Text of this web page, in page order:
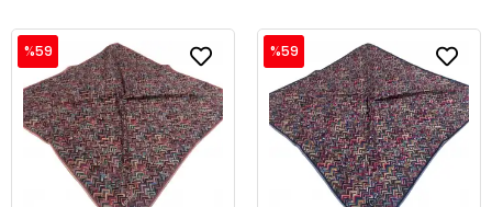
%59 %59